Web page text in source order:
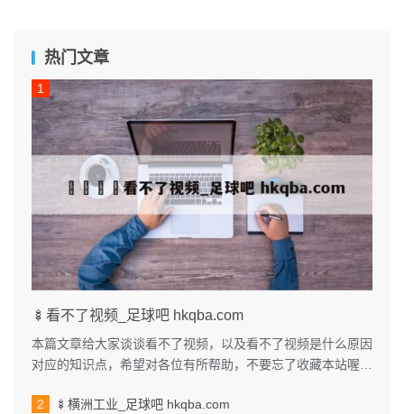
热门文章
🍢看不了视频_足球吧 hkqba.com
本篇文章给大家谈谈看不了视频，以及看不了视频是什么原因
对应的知识点，希望对各位有所帮助，不要忘了收藏本站喔。
🍢横洲工业_足球吧 hkqba.com